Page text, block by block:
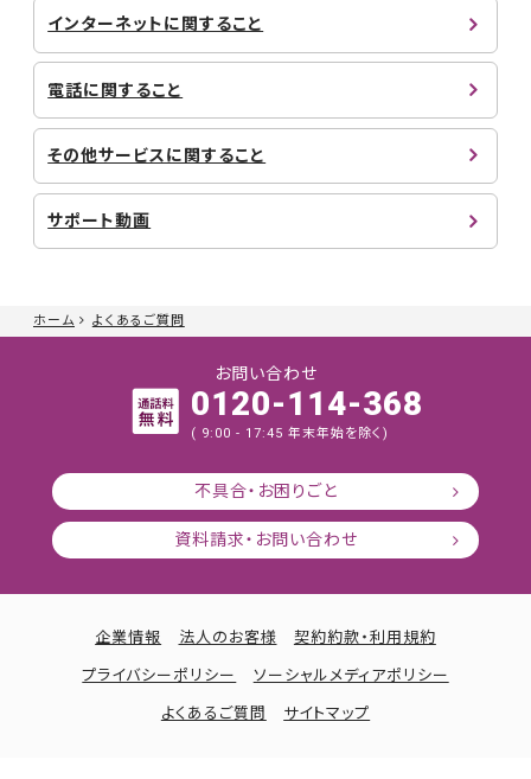
ホーム よくあるご質問
インターネットに関すること
電話に関すること
その他サービスに関すること
サポート動画
お問い合わせ
0120-114-368
( 9:00 - 17:45 年末年始を除く)
不具合・お困りごと
資料請求・お問い合わせ
企業情報 法人のお客様 契約約款・利用規約
プライバシーポリシー ソーシャルメディアポリシー
よくあるご質問 サイトマップ